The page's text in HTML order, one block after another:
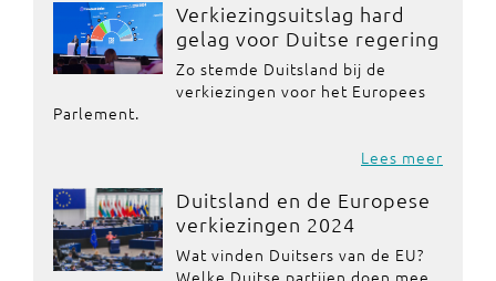
Verkiezingsuitslag hard
gelag voor Duitse regering
Zo stemde Duitsland bij de
verkiezingen voor het Europees
Parlement.
Lees meer
Duitsland en de Europese
verkiezingen 2024
Wat vinden Duitsers van de EU?
Welke Duitse partijen doen mee